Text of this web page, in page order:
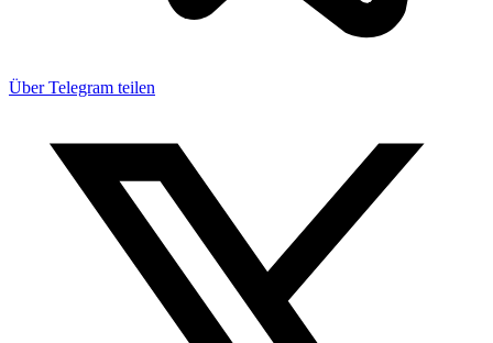
Über Telegram teilen